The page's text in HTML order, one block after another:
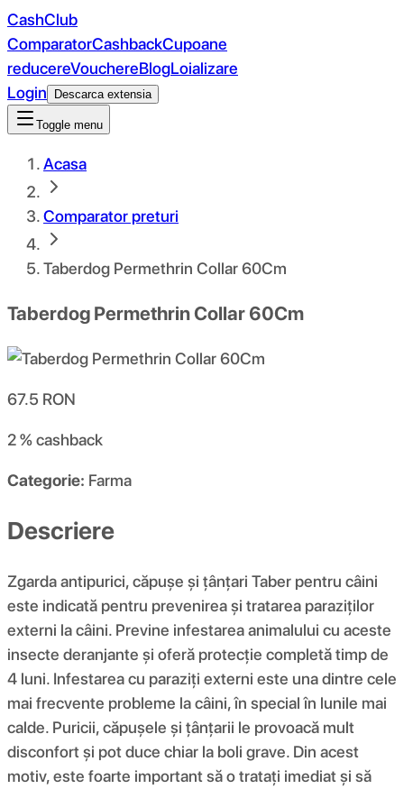
CashClub
ComparatorCashbackCupoane
reducereVouchereBlogLoializare
Login
Descarca extensia
Toggle menu
Acasa
Comparator preturi
Taberdog Permethrin Collar 60Cm
Taberdog Permethrin Collar 60Cm
67.5 RON
2 %cashback
Categorie: Farma
Descriere
Zgarda antipurici, căpușe și țânțari Taber pentru câini
este indicată pentru prevenirea și tratarea paraziților
externi la câini. Previne infestarea animalului cu aceste
insecte deranjante și oferă protecție completă timp de
4 luni. Infestarea cu paraziți externi este una dintre cele
mai frecvente probleme la câini, în special în lunile mai
calde. Puricii, căpușele și țânțarii le provoacă mult
disconfort și pot duce chiar la boli grave. Din acest
motiv, este foarte important să o tratați imediat și să